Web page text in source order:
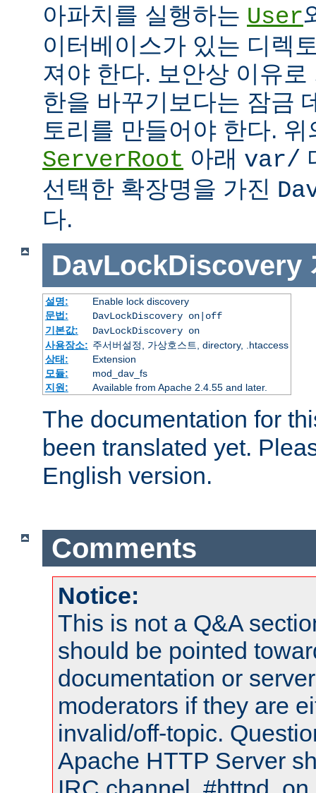
아파치를 실행하는 User
이터베이스가 있는 디렉
져야 한다. 보안상 이유
한을 바꾸기보다는 잠금
토리를 만들어야 한다.
ServerRoot 아래 var/
선택한 확장명을 가진
다.
DavLockDiscovery
설명:
Enable lock discovery
문법:
DavLockDiscovery on|off
기본값:
DavLockDiscovery on
사용장소: 주서버설정, 가상호스트, directory, .htaccess
상태:
Extension
모듈:
mod_dav_fs
지원:
Available from Apache 2.4.55 and later.
The documentation for
been translated yet.
English version.
Comments
Notice:
This is not a Q&A
should be pointed
documentation or
moderators if they are
invalid/off-topic.
Apache HTTP Server